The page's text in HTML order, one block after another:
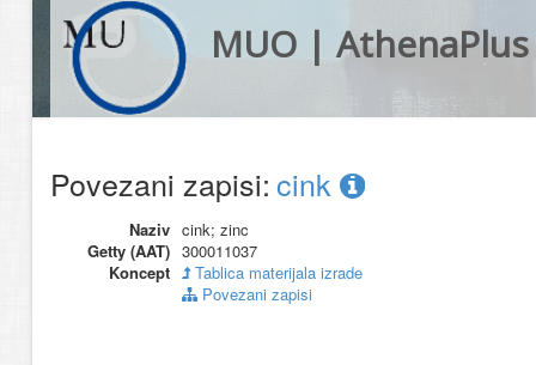
MUO | AthenaPlus
Povezani zapisi:cink
Naziv cink; zinc
Getty (AAT) 300011037
Koncept
Tablica materijala izrade
Povezani zapisi